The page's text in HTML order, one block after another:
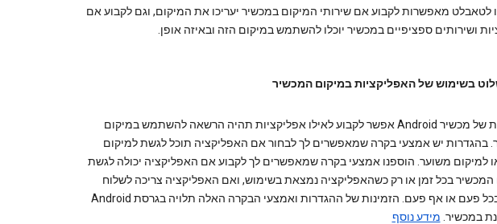
לטאבלט מאפשרות לקבוע אם שירותי המיקום במכשיר יעריכו את המיקום, וגם לקבוע אם
ושירותים ספציפיים במכשיר יוכלו להשתמש במיקום הזה ובאיזה אופן.
בשימוש של האפליקציות במיקום המכשיר
בהגדרות של מכשיר Android אפשר לקבוע לאילו אפליקציות תהיה הרשאה להשתמש במיקום
בהגדרות יש אמצעי בקרה שמאפשרים לך לבחור אם האפליקציה תוכל לגשת למיקום
למיקום משוער. הוספנו אמצעי בקרה שמאפשרים לך לקבוע אם האפליקציה יכולה לגשת
המכשיר בכל זמן או רק כשהאפליקציה נמצאת בשימוש, ואם האפליקציה צריכה לשלוח
בקשה בכל פעם או אף פעם. הזמינות של ההגדרות ואמצעי הבקרה האלה תלויה בגרסת Android
במכשיר. מידע נוסף